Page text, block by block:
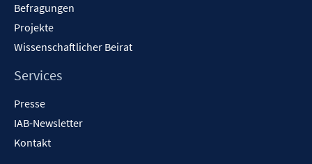
Befragungen
Projekte
Wissenschaftlicher Beirat
Services
Presse
IAB-Newsletter
Kontakt